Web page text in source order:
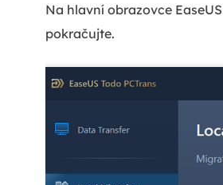
Na hlavní obrazovce
pokračujte.